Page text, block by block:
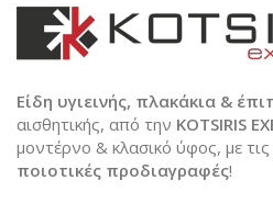
Είδη υγιεινής, πλακάκια &
αισθητικής, από την KOTSIRIS
μοντέρνο & κλασικό ύφος, με τις
ποιοτικές προδιαγραφές!